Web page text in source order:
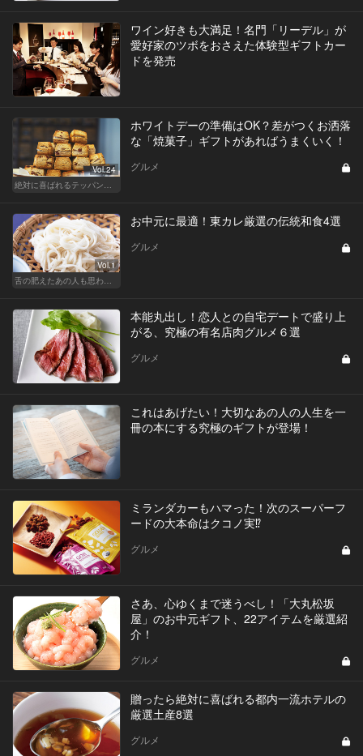
​ワイン好きも大満足！名門「リーデル」が
愛好家のツボをおさえた体験型ギフトカー
ドを発売
Vol.24
ホワイトデーの準備はOK？差がつくお洒落
な「焼菓子」ギフトがあればうまくいく！
グルメ
Vol.1
お中元に最適！東カレ厳選の伝統和食4選
グルメ
本能丸出し！恋人との自宅デートで盛り上
がる、究極の有名店肉グルメ６選
グルメ
これはあげたい！大切なあの人の人生を一
冊の本にする究極のギフトが登場！
ミランダカーもハマった！次のスーパーフ
ードの大本命はクコノ実⁉︎
グルメ
さあ、心ゆくまで迷うべし！「大丸松坂
屋」のお中元ギフト、22アイテムを厳選紹
介！
グルメ
贈ったら絶対に喜ばれる都内一流ホテルの
厳選土産8選
グルメ